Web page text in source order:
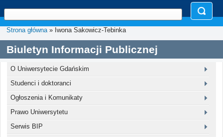
Strona główna» Iwona Sakowicz-Tebinka
Biuletyn Informacji Publicznej
O Uniwersytecie Gdańskim
Studenci i doktoranci
Ogłoszenia i Komunikaty
Prawo Uniwersytetu
Serwis BIP